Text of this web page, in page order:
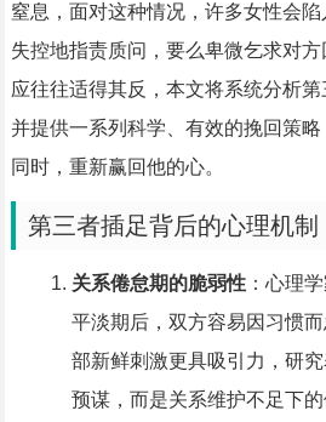
窒息，面对这种情况，许多女性会
失控地指责质问，要么卑微乞求对
应往往适得其反，本文将系统分析第
并提供一系列科学、有效的挽回策
同时，重新赢回他的心。
第三者插足背后的心理机制
关系倦怠期的脆弱性：心理
平淡期后，双方容易因习惯
部新鲜刺激更具吸引力，研
预谋，而是关系维护不足下的